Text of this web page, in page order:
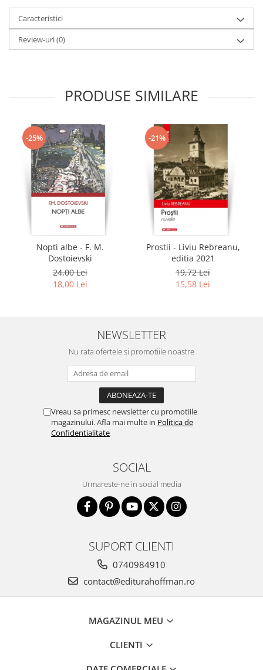
Caracteristici
Review-uri(0)
PRODUSE SIMILARE
-25%
Nopti albe - F. M.
Dostoievski
24,00 Lei
18,00 Lei
-21%
Prostii - Liviu Rebreanu,
editia 2021
19,72 Lei
15,58 Lei
NEWSLETTER
Nu rata ofertele si promotiile noastre
Vreau sa primesc newsletter cu promotiile
magazinului. Afla mai multe in Politica de
Confidentialitate
SOCIAL
Urmareste-ne in social media
SUPORT CLIENTI
0740984910
contact@editurahoffman.ro
MAGAZINUL MEU
CLIENTI